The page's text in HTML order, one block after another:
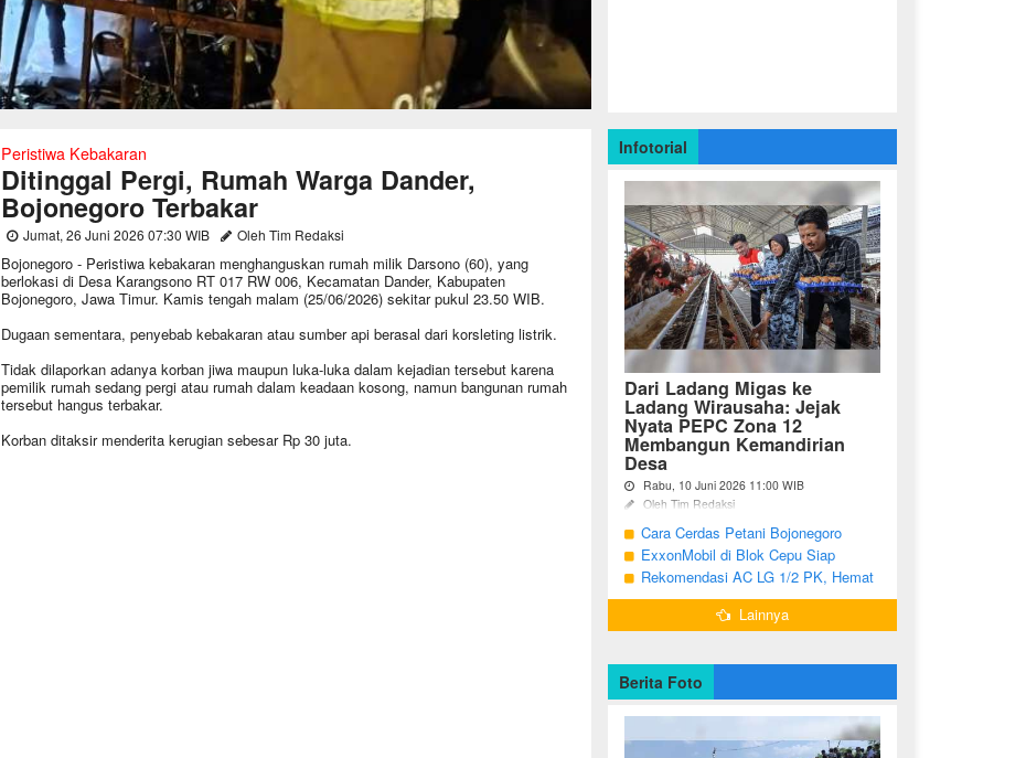
Peristiwa Kebakaran
Ditinggal Pergi, Rumah Warga Dander,
Bojonegoro Terbakar
Jumat, 26 Juni 2026 07:30 WIB Oleh Tim Redaksi
Bojonegoro - Peristiwa kebakaran menghanguskan rumah milik Darsono (60), yang
berlokasi di Desa Karangsono RT 017 RW 006, Kecamatan Dander, Kabupaten
Bojonegoro, Jawa Timur. Kamis tengah malam (25/06/2026) sekitar pukul 23.50 WIB.
Dugaan sementara, penyebab kebakaran atau sumber api berasal dari korsleting listrik.
Tidak dilaporkan adanya korban jiwa maupun luka-luka dalam kejadian tersebut karena
pemilik rumah sedang pergi atau rumah dalam keadaan kosong, namun bangunan rumah
tersebut hangus terbakar.
Korban ditaksir menderita kerugian sebesar Rp 30 juta.
Infotorial
Dari Ladang Migas ke
Ladang Wirausaha: Jejak
Nyata PEPC Zona 12
Membangun Kemandirian
Desa
Rabu, 10 Juni 2026 11:00 WIB
Oleh Tim Redaksi
Bojonegoro - Berakhirnya fase
pengembangan Proyek Gas Jambaran-
Tiung Biru (JTB) pada 2021 menjadi
titik balik bagi ratusan pemuda Desa
Bandungrejo, ...
Cara Cerdas Petani Bojonegoro
Menguatkan Ekonomi Keluarga
ExxonMobil di Blok Cepu Siap
Hadapi Target Produksi 2026
Rekomendasi AC LG 1/2 PK, Hemat
Listrik dan Pendinginan Maksimal
Lainnya
Berita Foto